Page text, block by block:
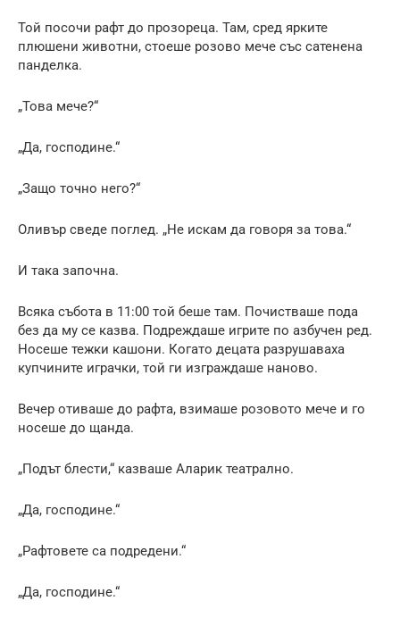
Той посочи рафт до прозореца. Там, сред ярките
плюшени животни, стоеше розово мече със сатенена
панделка.
„Това мече?“
„Да, господине.“
„Защо точно него?“
Оливър сведе поглед. „Не искам да говоря за това.“
И така започна.
Всяка събота в 11:00 той беше там. Почистваше пода
без да му се казва. Подреждаше игрите по азбучен ред.
Носеше тежки кашони. Когато децата разрушаваха
купчините играчки, той ги изграждаше наново.
Вечер отиваше до рафта, взимаше розовото мече и го
носеше до щанда.
„Подът блести,“ казваше Аларик театрално.
„Да, господине.“
„Рафтовете са подредени.“
„Да, господине.“